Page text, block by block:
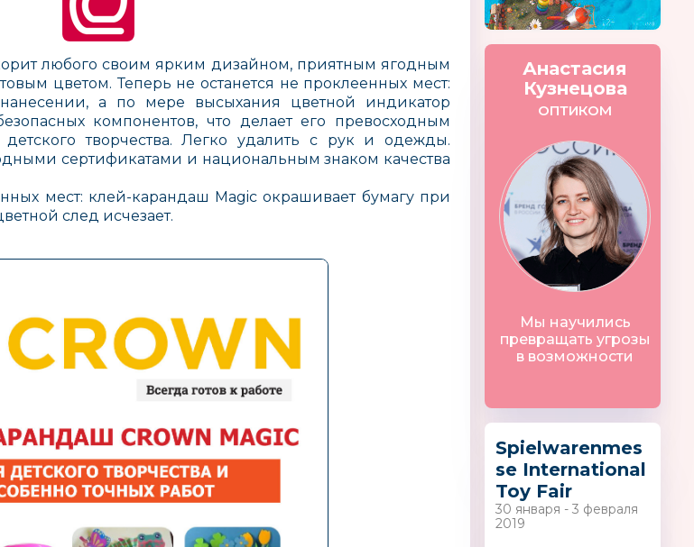
любого своим ярким дизайном, приятным ягодным
цветом. Теперь не останется не проклеенных мест:
а по мере высыхания цветной индикатор
компонентов, что делает его превосходным
творчества. Легко удалить с рук и одежды.
сертификатами и национальным знаком качества
мест: клей-карандаш Magic окрашивает бумагу при
след исчезает.
Анастасия
Кузнецова
ОПТИКОМ
Мы научились
превращать угрозы
в возможности
Spielwarenmes
se International
Toy Fair
30 января - 3 февраля
2019